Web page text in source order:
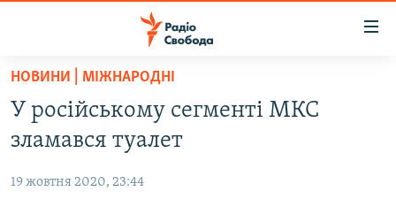
Перейти
основного
матеріалу
до
ВСЕ ЗА ДОБУ
ПОЛІТИКА
ВІЙНА
НОВИНИ | МІЖНАРОДНІ
У російському сегменті МКС
зламався туалет
19 жовтня 2020, 23:44